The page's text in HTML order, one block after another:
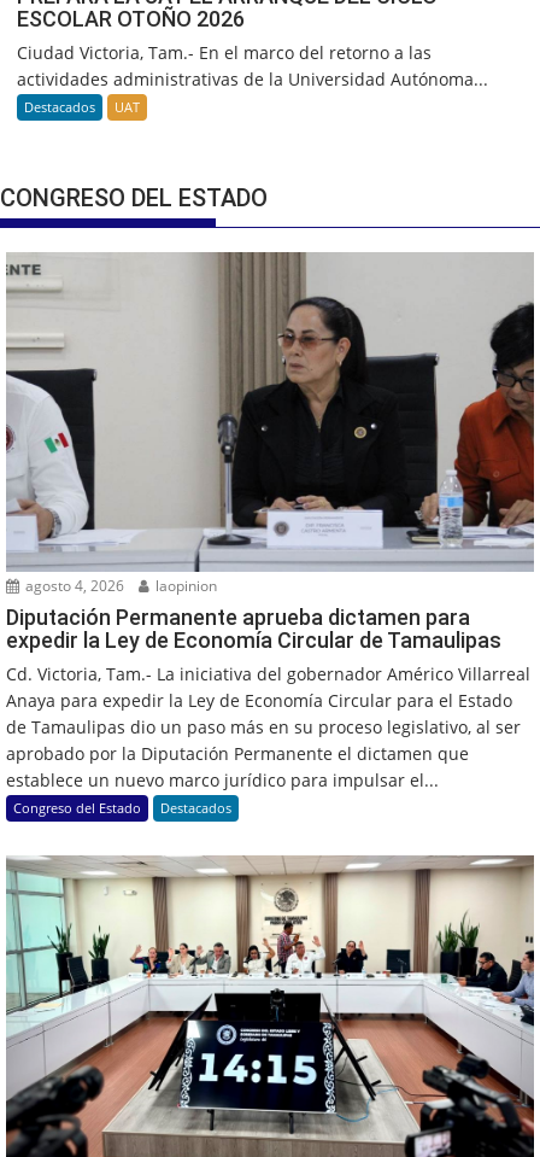
ESCOLAR OTOÑO 2026
Ciudad Victoria, Tam.- En el marco del retorno a las
actividades administrativas de la Universidad Autónoma...
Destacados UAT
CONGRESO DEL ESTADO
agosto 4, 2026 laopinion
Diputación Permanente aprueba dictamen para
expedir la Ley de Economía Circular de Tamaulipas
Cd. Victoria, Tam.- La iniciativa del gobernador Américo Villarreal
Anaya para expedir la Ley de Economía Circular para el Estado
de Tamaulipas dio un paso más en su proceso legislativo, al ser
aprobado por la Diputación Permanente el dictamen que
establece un nuevo marco jurídico para impulsar el...
Congreso del Estado Destacados